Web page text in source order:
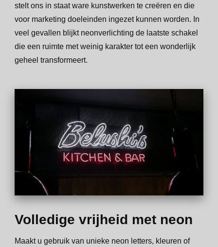
stelt ons in staat ware kunstwerken te creëren en die
voor marketing doeleinden ingezet kunnen worden. In
veel gevallen blijkt neonverlichting de laatste schakel
die een ruimte met weinig karakter tot een wonderlijk
geheel transformeert.
Volledige vrijheid met neon
Maakt u gebruik van unieke neon letters, kleuren of